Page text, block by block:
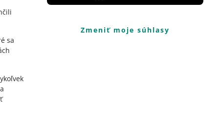
sa
Zmeniť moje súhlasy